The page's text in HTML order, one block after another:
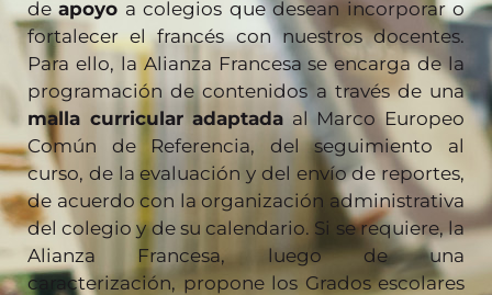
deapoyo a colegios que desean incorporar o
fortalecer el francés con nuestros docentes.
Para ello, la Alianza Francesa se encarga de la
programación de contenidos a través de una
malla curricular adaptada al Marco Europeo
Común de Referencia, del seguimiento al
curso, de la evaluación y del envío de reportes,
de acuerdo con la organización administrativa
del colegio y de su calendario. Si se requiere, la
Alianza Francesa, luego de una
caracterización, propone los Grados escolares